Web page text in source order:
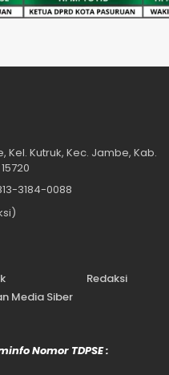
Kutruk, Kec. Jambe, Kab.
3184-0088
Redaksi
Media Siber
Nomor TDPSE :